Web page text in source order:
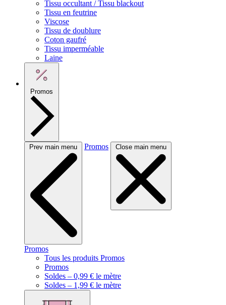
Tissu occultant / Tissu blackout
Tissu en feutrine
Viscose
Tissu de doublure
Coton gaufré
Tissu imperméable
Laine
Promos
Prev main menu Promos Close main menu
Promos
Tous les produits Promos
Promos
Soldes – 0,99 € le mètre
Soldes – 1,99 € le mètre